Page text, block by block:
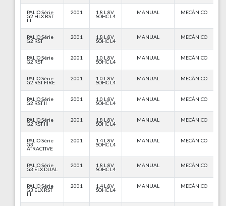
PALIO Série
G2 HLX RST
III
2001 1.8 L 8V
SOHC L4
MANUAL MECÂNICO
PALIO Série
G2 RST
2001 1.8 L 8V
SOHC L4
MANUAL MECÂNICO
PALIO Série
G2 RST
2001 1.0 L 8V
SOHC L4
MANUAL MECÂNICO
PALIO Série
G2 RST FIRE
2001 1.0 L 8V
SOHC L4
MANUAL MECÂNICO
PALIO Série
G2 RST II
2001 1.0 L 8V
SOHC L4
MANUAL MECÂNICO
PALIO Série
G2 RST III
2001 1.8 L 8V
SOHC L4
MANUAL MECÂNICO
PALIO Série
G3
ATRACTIVE
2001 1.4 L 8V
SOHC L4
MANUAL MECÂNICO
PALIO Série
G3 ELX DUAL
2001 1.8 L 8V
SOHC L4
MANUAL MECÂNICO
PALIO Série
G3 ELX RST
III
2001 1.4 L 8V
SOHC L4
MANUAL MECÂNICO